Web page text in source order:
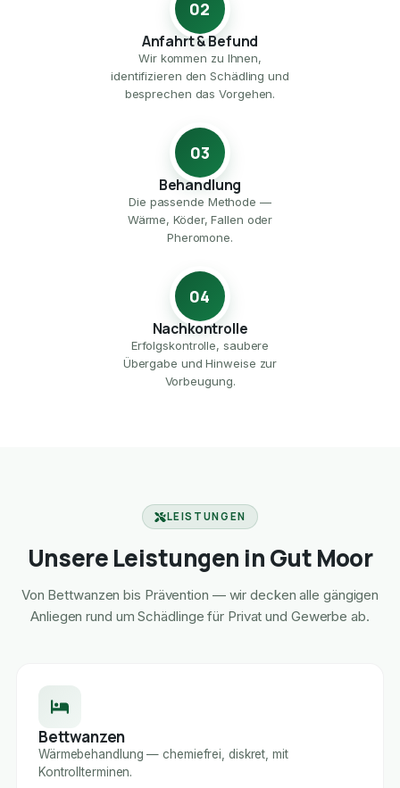
02
Anfahrt & Befund
Wir kommen zu Ihnen,
identifizieren den Schädling und
besprechen das Vorgehen.
03
Behandlung
Die passende Methode —
Wärme, Köder, Fallen oder
Pheromone.
04
Nachkontrolle
Erfolgskontrolle, saubere
Übergabe und Hinweise zur
Vorbeugung.
LEISTUNGEN
Unsere Leistungen in Gut Moor
Von Bettwanzen bis Prävention — wir decken alle gängigen
Anliegen rund um Schädlinge für Privat und Gewerbe ab.
Bettwanzen
Wärmebehandlung — chemiefrei, diskret, mit
Kontrollterminen.